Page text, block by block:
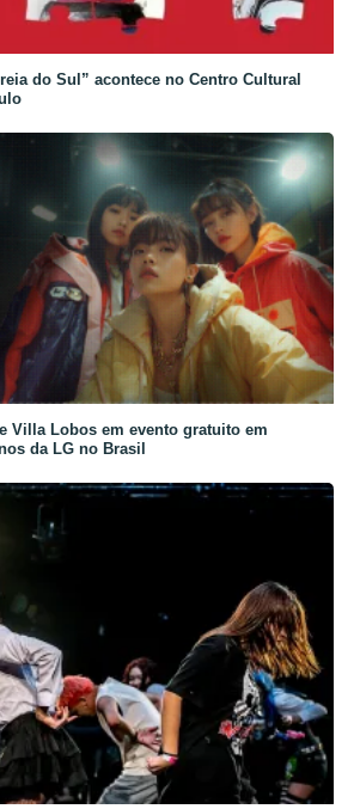
do Sul” acontece no Centro Cultural
Villa Lobos em evento gratuito em
da LG no Brasil